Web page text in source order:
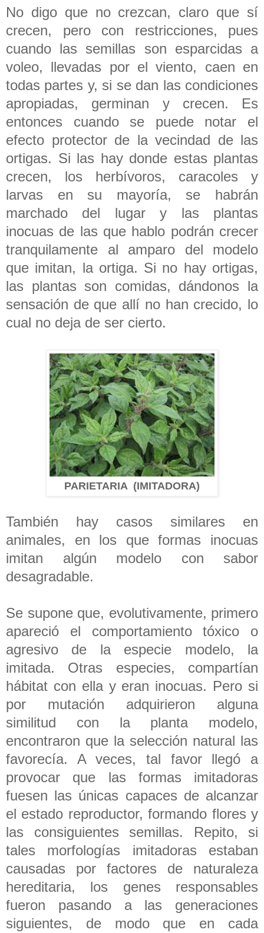
No digo que no crezcan, claro que sí
crecen, pero con restricciones, pues
cuando las semillas son esparcidas a
voleo, llevadas por el viento, caen en
todas partes y, si se dan las condiciones
apropiadas, germinan y crecen. Es
entonces cuando se puede notar el
efecto protector de la vecindad de las
ortigas. Si las hay donde estas plantas
crecen, los herbívoros, caracoles y
larvas en su mayoría, se habrán
marchado del lugar y las plantas
inocuas de las que hablo podrán crecer
tranquilamente al amparo del modelo
que imitan, la ortiga. Si no hay ortigas,
las plantas son comidas, dándonos la
sensación de que allí no han crecido, lo
cual no deja de ser cierto.
PARIETARIA (IMITADORA)
También hay casos similares en
animales, en los que formas inocuas
imitan algún modelo con sabor
desagradable.
Se supone que, evolutivamente, primero
apareció el comportamiento tóxico o
agresivo de la especie modelo, la
imitada. Otras especies, compartían
hábitat con ella y eran inocuas. Pero si
por mutación adquirieron alguna
similitud con la planta modelo,
encontraron que la selección natural las
favorecía. A veces, tal favor llegó a
provocar que las formas imitadoras
fuesen las únicas capaces de alcanzar
el estado reproductor, formando flores y
las consiguientes semillas. Repito, si
tales morfologías imitadoras estaban
causadas por factores de naturaleza
hereditaria, los genes responsables
fueron pasando a las generaciones
siguientes, de modo que en cada